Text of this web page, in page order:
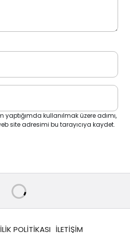
yaptığımda kullanılmak üzere adımı,
site adresimi bu tarayıcıya kaydet.
POLİTİKASI İLETİŞİM